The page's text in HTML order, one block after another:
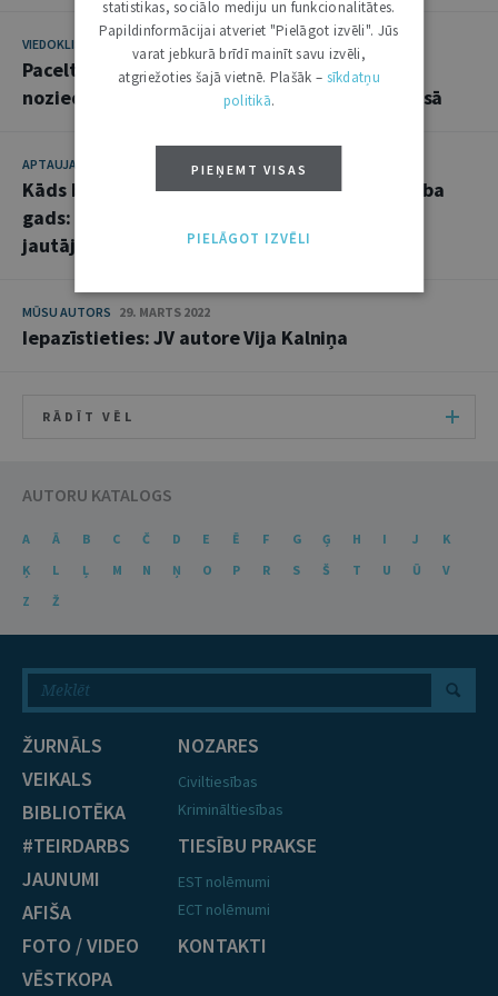
VIEDOKLIS 31. JANVĀRIS 2023
Pacelt noslēpumainības plīvuru: process par
noziedzīgi iegūtu mantu pirmās instances tiesā
APTAUJA
Kāds bija Ekonomisko lietu tiesas pirmais darba
gads: tiesneši atbild uz "Jurista Vārda"
jautājumiem
MŪSU AUTORS 29. MARTS 2022
Iepazīstieties: JV autore Vija Kalniņa
RĀDĪT VĒL
AUTORU KATALOGS
A Ā B C Č D E Ē F G Ģ H I J
K
Ķ
L Ļ M N Ņ O P R S Š T U Ū
V
Z
Ž
ŽURNĀLS
VEIKALS
BIBLIOTĒKA
#TEIRDARBS
JAUNUMI
AFIŠA
FOTO / VIDEO
VĒSTKOPA
NOZARES
Civiltiesības
Krimināltiesības
TIESĪBU PRAKSE
EST nolēmumi
ECT nolēmumi
KONTAKTI
statistikas, sociālo mediju un funkcionalitātes.
Papildinformācijai atveriet "Pielāgot izvēli". Jūs
varat jebkurā brīdī mainīt savu izvēli,
atgriežoties šajā vietnē. Plašāk – sīkdatņu
politikā.
PIEŅEMT VISAS
PIELĀGOT IZVĒLI